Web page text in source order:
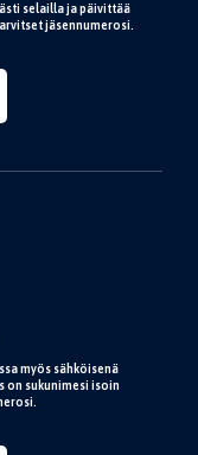
selailla ja päivittää
jäsennumerosi.
myös sähköisenä
on sukunimesi isoin